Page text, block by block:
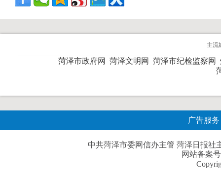
主流
菏泽市政府网 菏泽文明网 菏泽市纪检监察网
广告服务
中共菏泽市委网信办主管 菏泽日报社
网站备案